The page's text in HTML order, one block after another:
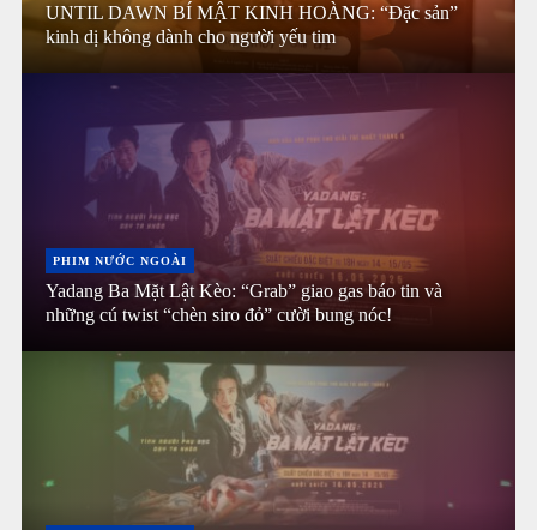
UNTIL DAWN BÍ MẬT KINH HOÀNG: “Đặc sản”
kinh dị không dành cho người yếu tim
PHIM NƯỚC NGOÀI
Yadang Ba Mặt Lật Kèo: “Grab” giao gas báo tin và
những cú twist “chèn siro đỏ” cười bung nóc!